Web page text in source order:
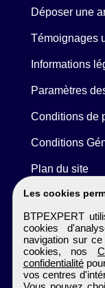
Les cookies
BTPEXPERT
cookies
navigation sur
cookies, nos
confidentialité
vos centres
Déposer une
Témoignages
Informations
Paramètres
Conditions de
Conditions
Plan du site